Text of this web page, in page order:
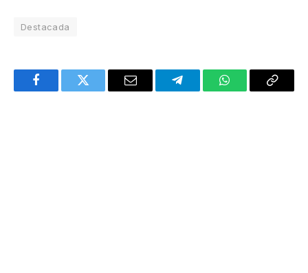
Destacada
FacebookTwitter Email TelegramWhatsAppCopy